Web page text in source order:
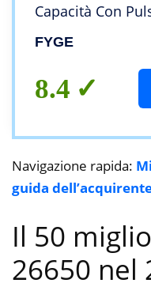
Capacità Con
FYGE
8.4
Navigazione rapida:
guida
Il 50
26650 nel